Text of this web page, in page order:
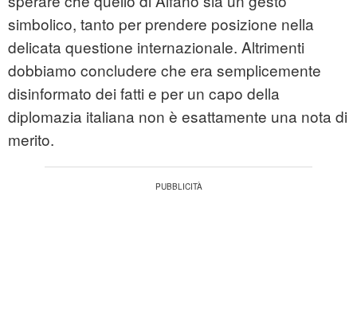
simbolico, tanto per prendere posizione nella
delicata questione internazionale. Altrimenti
dobbiamo concludere che era semplicemente
disinformato dei fatti e per un capo della
diplomazia italiana non è esattamente una nota di
merito.